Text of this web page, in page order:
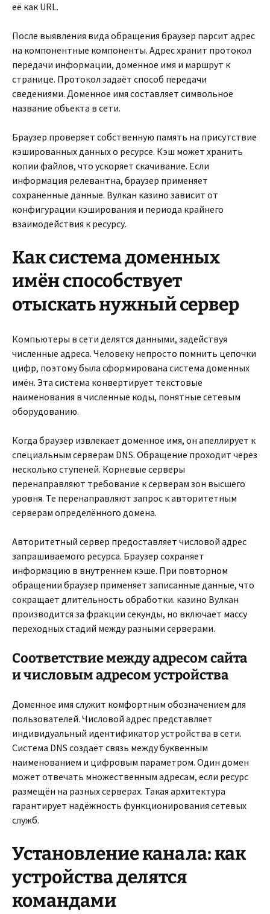
её как URL.
После выявления вида обращения браузер парсит адрес
на компонентные компоненты. Адрес хранит протокол
передачи информации, доменное имя и маршрут к
странице. Протокол задаёт способ передачи
сведениями. Доменное имя составляет символьное
название объекта в сети.
Браузер проверяет собственную память на присутствие
кэшированных данных о ресурсе. Кэш может хранить
копии файлов, что ускоряет скачивание. Если
информация релевантна, браузер применяет
сохранённые данные. Вулкан казино зависит от
конфигурации кэширования и периода крайнего
взаимодействия к ресурсу.
Как система доменных
имён способствует
отыскать нужный сервер
Компьютеры в сети делятся данными, задействуя
численные адреса. Человеку непросто помнить цепочки
цифр, поэтому была сформирована система доменных
имён. Эта система конвертирует текстовые
наименования в численные коды, понятные сетевым
оборудованию.
Когда браузер извлекает доменное имя, он апеллирует к
специальным серверам DNS. Обращение проходит через
несколько ступеней. Корневые серверы
перенаправляют требование к серверам зон высшего
уровня. Те перенаправляют запрос к авторитетным
серверам определённого домена.
Авторитетный сервер предоставляет числовой адрес
запрашиваемого ресурса. Браузер сохраняет
информацию в внутреннем кэше. При повторном
обращении браузер применяет записанные данные, что
сокращает длительность обработки. казино Вулкан
производится за фракции секунды, но включает массу
переходных стадий между разными серверами.
Соответствие между адресом сайта
и числовым адресом устройства
Доменное имя служит комфортным обозначением для
пользователей. Числовой адрес представляет
индивидуальный идентификатор устройства в сети.
Система DNS создаёт связь между буквенным
наименованием и цифровым параметром. Один домен
может отвечать множественным адресам, если ресурс
размещён на разных серверах. Такая архитектура
гарантирует надёжность функционирования сетевых
служб.
Установление канала: как
устройства делятся
командами